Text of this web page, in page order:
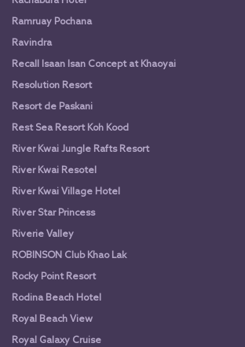
Ramruay Pochana
Ravindra
Recall Isaan Isan Concept at Khaoyai
Resolution Resort
Resort de Paskani
Rest Sea Resort Koh Kood
River Kwai Jungle Rafts Resort
River Kwai Resotel
River Kwai Village Hotel
River Star Princess
Riverie Valley
ROBINSON Club Khao Lak
Rocky Point Resort
Rodina Beach Hotel
Royal Beach View
Royal Galaxy Cruise